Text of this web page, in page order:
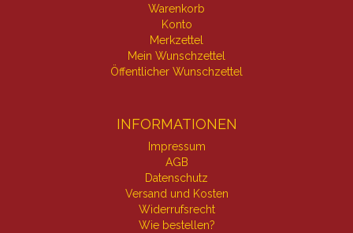
Warenkorb
Konto
Merkzettel
Mein Wunschzettel
Öffentlicher Wunschzettel
INFORMATIONEN
Impressum
AGB
Datenschutz
Versand und Kosten
Widerrufsrecht
Wie bestellen?